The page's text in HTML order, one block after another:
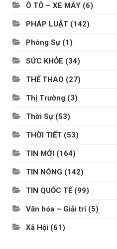
Ô TÔ – XE MÁY (6)
PHÁP LUẬT (142)
Phóng Sự(1)
SỨC KHỎE (34)
THỂ THAO (27)
Thị Trường (3)
Thời Sự(53)
THỜI TIẾT (53)
TIN MỚI (164)
TIN NÓNG (142)
TIN QUỐC TẾ (99)
Văn hóa – Giải trí(5)
Xã Hội (61)